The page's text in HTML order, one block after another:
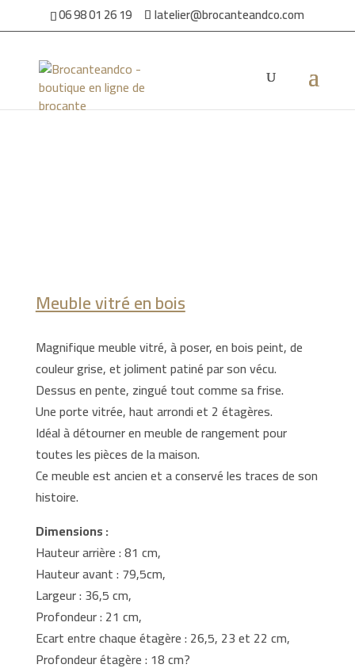
06 98 01 26 19 latelier@brocanteandco.com
Accueil/Par ambiance/ / Meuble vitré en bois
Meuble vitré en bois
Magnifique meuble vitré, à poser, en bois peint, de
couleur grise, et joliment patiné par son vécu.
Dessus en pente, zingué tout comme sa frise.
Une porte vitrée, haut arrondi et 2 étagères.
Idéal à détourner en meuble de rangement pour
toutes les pièces de la maison.
Ce meuble est ancien et a conservé les traces de son
histoire.
Dimensions :
Hauteur arrière : 81 cm,
Hauteur avant : 79,5cm,
Largeur : 36,5 cm,
Profondeur : 21 cm,
Ecart entre chaque étagère : 26,5, 23 et 22 cm,
Profondeur étagère : 18 cm?